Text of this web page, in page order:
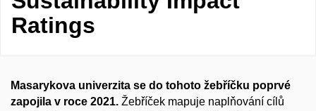
Ratings
Masarykova univerzita se do tohoto žebříčku poprvé
zapojila v roce 2021. Žebříček mapuje naplňování cílů